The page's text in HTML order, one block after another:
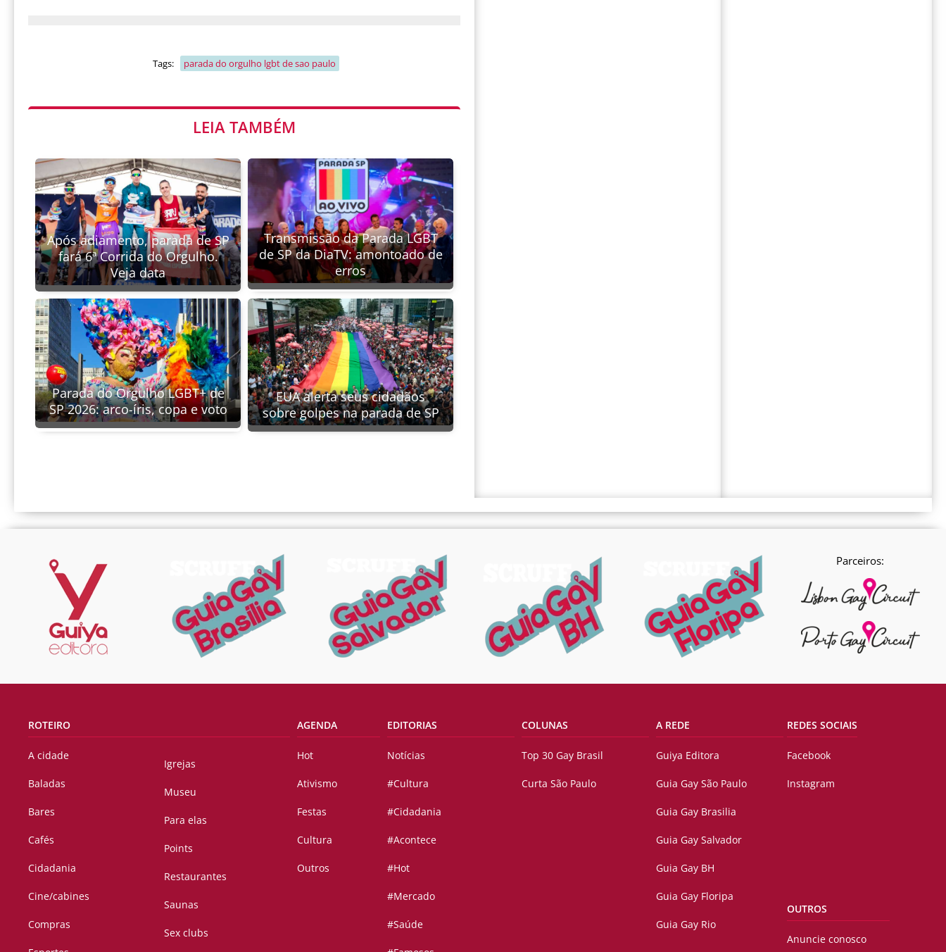
Tags: parada do orgulho lgbt de sao paulo
LEIA TAMBÉM
Após adiamento, parada de SP
fará 6ª Corrida do Orgulho.
Veja data
Transmissão da Parada LGBT
de SP da DiaTV: amontoado de
erros
Parada do Orgulho LGBT+ de
SP 2026: arco-íris, copa e voto
EUA alerta seus cidadãos
sobre golpes na parada de SP
Parceiros:
ROTEIRO
A cidade
Baladas
Bares
Cafés
Cidadania
Cine/cabines
Compras
Igrejas
Museu
Para elas
Points
Restaurantes
Saunas
Sex clubs
AGENDA
Hot
Ativismo
Festas
Cultura
Outros
EDITORIAS
Notícias
#Cultura
#Cidadania
#Acontece
#Hot
#Mercado
#Saúde
COLUNAS
Top 30 Gay Brasil
Curta São Paulo
A REDE
Guiya Editora
Guia Gay São Paulo
Guia Gay Brasilia
Guia Gay Salvador
Guia Gay BH
Guia Gay Floripa
Guia Gay Rio
REDES SOCIAIS
Facebook
Instagram
OUTROS
Anuncie conosco